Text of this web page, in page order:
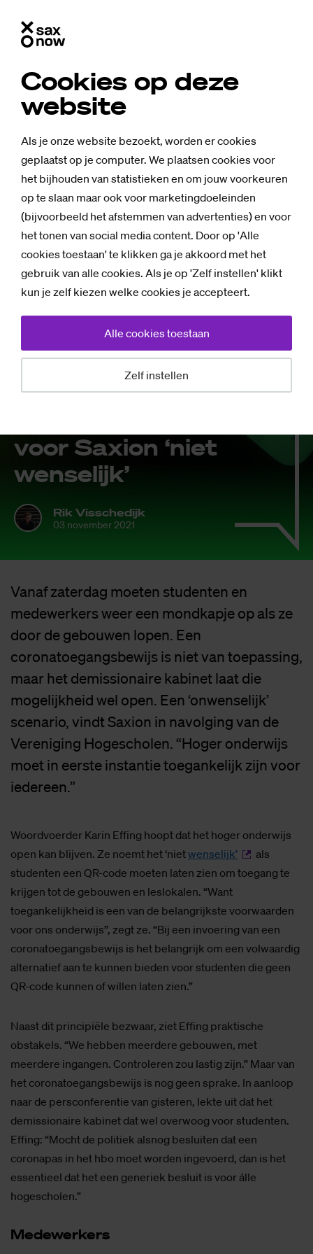
Cookies op deze
website
Als je onze website bezoekt, worden er cookies
geplaatst op je computer. We plaatsen cookies voor
het bijhouden van statistieken en om jouw voorkeuren
op te slaan maar ook voor marketingdoeleinden
(bijvoorbeeld het afstemmen van advertenties) en voor
het tonen van social media content. Door op 'Alle
cookies toestaan' te klikken ga je akkoord met het
gebruik van alle cookies. Als je op 'Zelf instellen' klikt
kun je zelf kiezen welke cookies je accepteert.
Zelf instellen
Alle cookies toestaan
Nieuws
Een co­ro­na­toe­
voor Saxi­on ‘niet
wen­se­lijk’
Rik Visschedijk
03 november 2021
Vanaf zaterdag moeten studenten en
medewerkers weer een mondkapje op als ze
door de gebouwen lopen. Een
coronatoegangsbewijs is niet van toepassing,
maar het demissionaire kabinet laat die
mogelijkheid wel open. Een ‘onwenselijk’
scenario, vindt Saxion in navolging van de
Vereniging Hogescholen. “Hoger onderwijs
moet in eerste instantie toegankelijk zijn voor
iedereen.”
Woordvoerder Karin Effing hoopt dat het hoger onderwijs
open kan blijven. Ze noemt het ‘nietwenselijk’
als
studenten een QR-code moeten laten zien om toegang te
krijgen tot de gebouwen en leslokalen. “Want
toegankelijkheid is een van de belangrijkste voorwaarden
voor ons onderwijs”, zegt ze. “Bij een invoering van een
coronatoegangsbewijs is het belangrijk om een volwaardig
alternatief aan te kunnen bieden voor studenten die geen
QR-code kunnen of willen laten zien.”
Naast dit principiële bezwaar, ziet Effing praktische
obstakels. “We hebben meerdere gebouwen, met
meerdere ingangen. Controleren zou lastig zijn.” Maar van
het coronatoegangsbewijs is nog geen sprake. In aanloop
naar de persconferentie van gisteren, lekte uit dat het
demissionaire kabinet dat wel overwoog voor studenten.
Effing: “Mocht de politiek alsnog besluiten dat een
coronapas in het hbo moet worden ingevoerd, dan is het
essentieel dat het een generiek besluit is voor álle
hogescholen.”
Me­de­wer­kers